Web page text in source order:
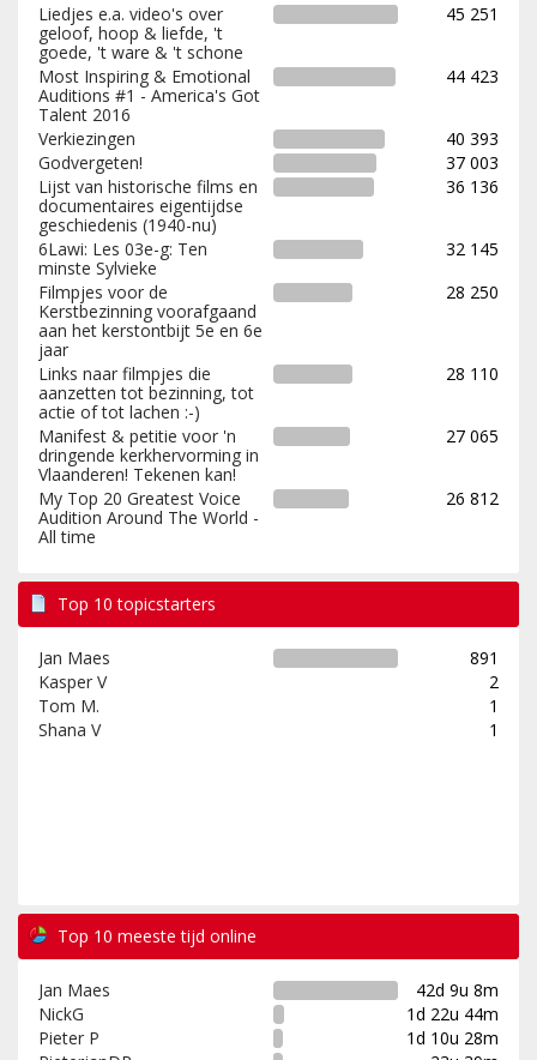
Liedjes e.a. video's over
geloof, hoop & liefde, 't
goede, 't ware & 't schone
45 251
Most Inspiring & Emotional
Auditions #1 - America's Got
Talent 2016
44 423
Verkiezingen
40 393
Godvergeten!
37 003
Lijst van historische films en
documentaires eigentijdse
geschiedenis (1940-nu)
36 136
6Lawi: Les 03e-g: Ten
minste Sylvieke
32 145
Filmpjes voor de
Kerstbezinning voorafgaand
aan het kerstontbijt 5e en 6e
jaar
28 250
Links naar filmpjes die
aanzetten tot bezinning, tot
actie of tot lachen :-)
28 110
Manifest & petitie voor 'n
dringende kerkhervorming in
Vlaanderen! Tekenen kan!
27 065
My Top 20 Greatest Voice
Audition Around The World -
All time
26 812
Top 10 topicstarters
Jan Maes
891
Kasper V
2
Tom M.
1
Shana V
1
Top 10 meeste tijd online
Jan Maes
42d 9u 8m
NickG
1d 22u 44m
Pieter P
1d 10u 28m